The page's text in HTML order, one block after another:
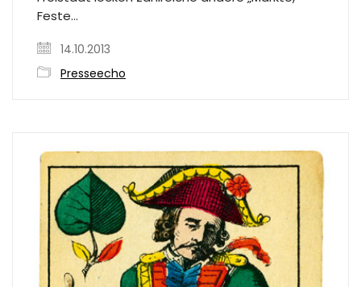
Feste…
14.10.2013
Presseecho